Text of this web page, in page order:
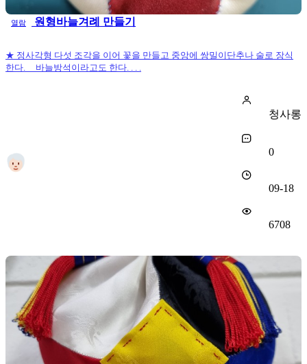
열람 원형바늘겨례 만들기
★ 정사각형 다섯 조각을 이어 꽃을 만들고 중앙에 쌍밀이단추나 술로 장식
한다. 바늘방석이라고도 한다. . . .
청사롱
0
09-18
6708